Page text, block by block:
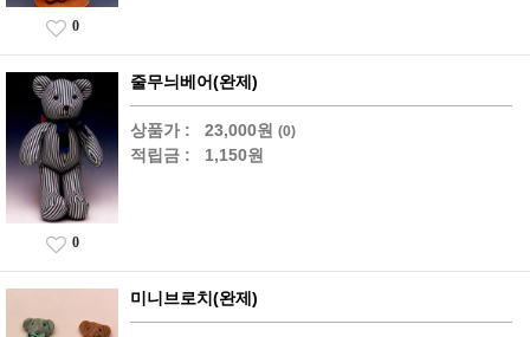
0
줄무늬베어(완제)
상품가 : 23,000원 (0)
적립금 : 1,150원
0
미니브로치(완제)